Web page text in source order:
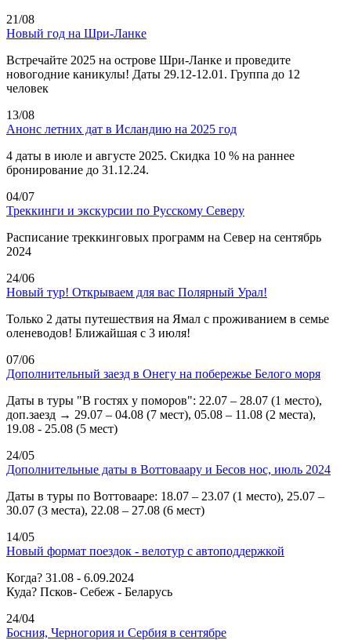
21/08
Новый год на Шри-Ланке
Встречайте 2025 на острове Шри-Ланке и проведите
новогодние каникулы! Даты 29.12-12.01. Группа до 12
человек
13/08
Анонс летних дат в Исландию на 2025 год
4 даты в июле и августе 2025. Скидка 10 % на раннее
бронирование до 31.12.24.
04/07
Треккинги и экскурсии по Русскому Северу
Расписание треккинговых программ на Север на сентябрь
2024
24/06
Новый тур! Открываем для вас Полярный Урал!
Только 2 даты путешествия на Ямал с проживанием в семье
оленеводов! Ближайшая с 3 июля!
07/06
Дополнительный заезд в Онегу на побережье Белого моря
Даты в туры "В гостях у поморов": 22.07 – 28.07 (1 место),
доп.заезд → 29.07 – 04.08 (7 мест), 05.08 – 11.08 (2 места),
19.08 - 25.08 (5 мест)
24/05
Дополнительные даты в Воттоваару и Бесов нос, июль 2024
Даты в туры по Воттовааре: 18.07 – 23.07 (1 место), 25.07 –
30.07 (3 места), 22.08 – 27.08 (6 мест)
14/05
Новый формат поездок - велотур с автоподдержкой
Когда? 31.08 - 6.09.2024
Куда? Псков- Себеж - Беларусь
24/04
Босния, Черногория и Сербия в сентябре